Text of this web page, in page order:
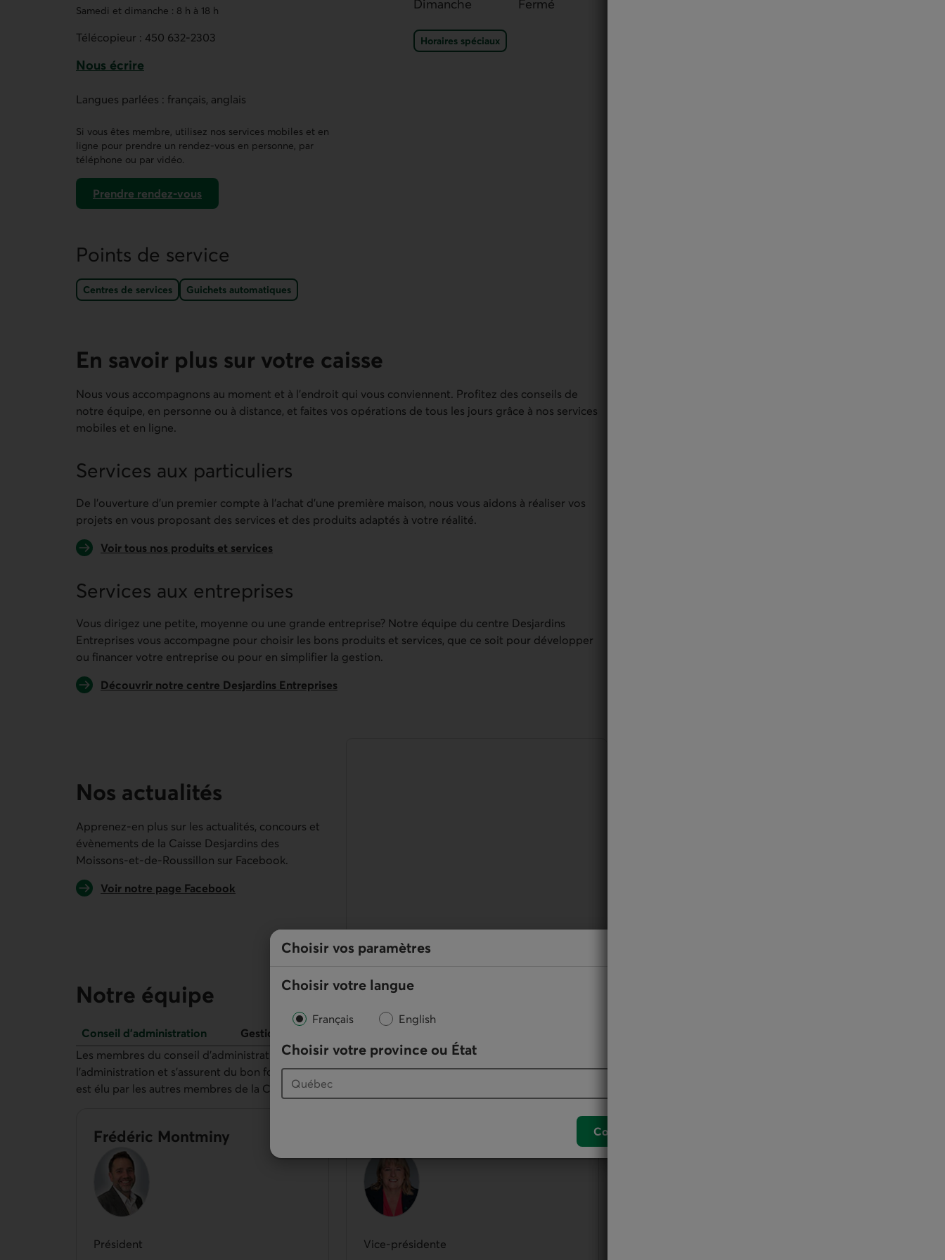
Choisir vos paramètres
Choisir votre langue
Français English
Choisir votre province ou État
Confirmer
Samedi et dimanche : 8 h à 18 h
Télécopieur : 450 632-2303
Nous écrire
Langues parlées : français, anglais
Si vous êtes membre, utilisez nos services mobiles et en
ligne pour prendre un rendez-vous en personne, par
téléphone ou par vidéo.
Prendre rendez-vous
dans AccèsD
Dimanche
Fermé
Horaires spéciaux du point de service
Horaires spéciaux
Points de service
Centres de services Guichets automatiques
En savoir plus sur votre caisse
Nous vous accompagnons au moment et à l’endroit qui vous conviennent. Profitez des conseils de
notre équipe, en personne ou à distance, et faites vos opérations de tous les jours grâce à nos services
mobiles et en ligne.
Services aux particuliers
De l’ouverture d’un premier compte à l’achat d’une première maison, nous vous aidons à réaliser vos
projets en vous proposant des services et des produits adaptés à votre réalité.
Voir tous nos produits et services
Services aux entreprises
Vous dirigez une petite, moyenne ou une grande entreprise? Notre équipe du centre Desjardins
Entreprises vous accompagne pour choisir les bons produits et services, que ce soit pour développer
ou financer votre entreprise ou pour en simplifier la gestion.
Découvrir notre centre Desjardins Entreprises
Nos actualités
Apprenez-en plus sur les actualités, concours et
évènements de la Caisse Desjardins des
Moissons-et-de-Roussillon sur Facebook.
Voir notre page Facebook
Lien externe au site.
Notre équipe
Conseil d’administration Gestionnaires
Conseil d’administration
Les membres du conseil d’administration sont des membres de la Caisse qui participent à
l'administration et s’assurent du bon fonctionnement de leur coopérative. Le conseil d’administration
est élu par les autres membres de la Caisse.
Frédéric Montminy
Président Vice-présidente